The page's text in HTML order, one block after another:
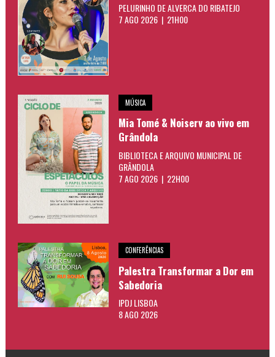
PELURINHO DE ALVERCA DO RIBATEJO
7 AGO 2026 | 21H00
MÚSICA
Mia Tomé & Noiserv ao vivo em
Grândola
BIBLIOTECA E ARQUIVO MUNICIPAL DE
GRÂNDOLA
7 AGO 2026 | 22H00
CONFERÊNCIAS
Palestra Transformar a Dor em
Sabedoria
IPDJ LISBOA
8 AGO 2026